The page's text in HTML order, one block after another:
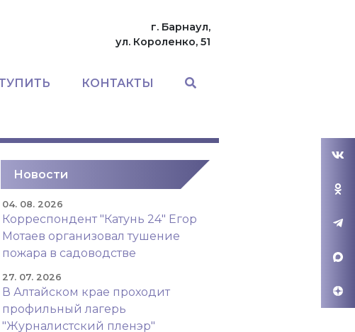
г. Барнаул,
ул. Короленко, 51
КОНТАКТЫ
Новости
04. 08. 2026
Корреспондент "Катунь 24" Егор
Мотаев организовал тушение
пожара в садоводстве
27. 07. 2026
В Алтайском крае проходит
профильный лагерь
"Журналистский пленэр"